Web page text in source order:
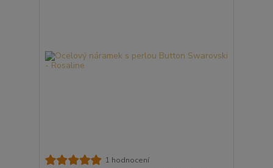
1 hodnocení